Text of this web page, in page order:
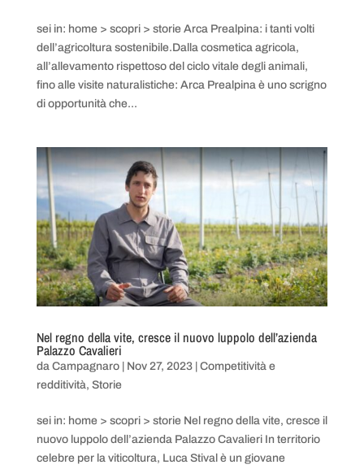
sei in: home > scopri > storie Arca Prealpina: i tanti volti
dell’agricoltura sostenibile.Dalla cosmetica agricola,
all’allevamento rispettoso del ciclo vitale degli animali,
fino alle visite naturalistiche: Arca Prealpina è uno scrigno
di opportunità che...
Nel regno della vite, cresce il nuovo luppolo dell’azienda
Palazzo Cavalieri
da Campagnaro| Nov 27, 2023| Competitività e
redditività, Storie
sei in: home > scopri > storie Nel regno della vite, cresce il
nuovo luppolo dell’azienda Palazzo Cavalieri In territorio
celebre per la viticoltura, Luca Stival è un giovane